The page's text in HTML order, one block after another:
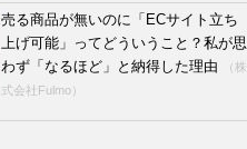
売る商品が無いのに「ECサイト立ち
上げ可能」ってどういうこと？私が思
わず「なるほど」と納得した理由
（株
式会社Fulmo）